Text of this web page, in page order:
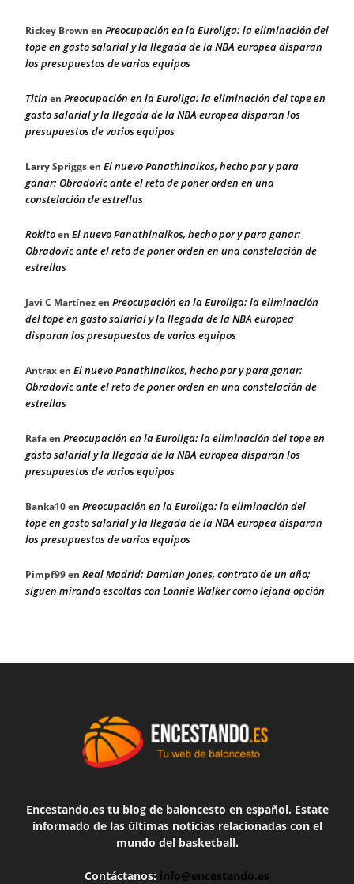
Rickey Brown en Preocupación en la Euroliga: la eliminación del
tope en gasto salarial y la llegada de la NBA europea disparan
los presupuestos de varios equipos
Titin en Preocupación en la Euroliga: la eliminación del tope en
gasto salarial y la llegada de la NBA europea disparan los
presupuestos de varios equipos
Larry Spriggsen El nuevo Panathinaikos, hecho por y para
ganar: Obradovic ante el reto de poner orden en una
constelación de estrellas
Rokitoen El nuevo Panathinaikos, hecho por y para ganar:
Obradovic ante el reto de poner orden en una constelación de
estrellas
Javi C Martínezen Preocupación en la Euroliga: la eliminación
del tope en gasto salarial y la llegada de la NBA europea
disparan los presupuestos de varios equipos
Antraxen El nuevo Panathinaikos, hecho por y para ganar:
Obradovic ante el reto de poner orden en una constelación de
estrellas
Rafaen Preocupación en la Euroliga: la eliminación del tope en
gasto salarial y la llegada de la NBA europea disparan los
presupuestos de varios equipos
Banka10en Preocupación en la Euroliga: la eliminación del
tope en gasto salarial y la llegada de la NBA europea disparan
los presupuestos de varios equipos
Pimpf99en Real Madrid: Damian Jones, contrato de un año;
siguen mirando escoltas con Lonnie Walker como lejana opción
Encestando.es tu blog de baloncesto en español. Estate
informado de las últimas noticias relacionadas con el
mundo del basketball.
Contáctanos: info@encestando.es